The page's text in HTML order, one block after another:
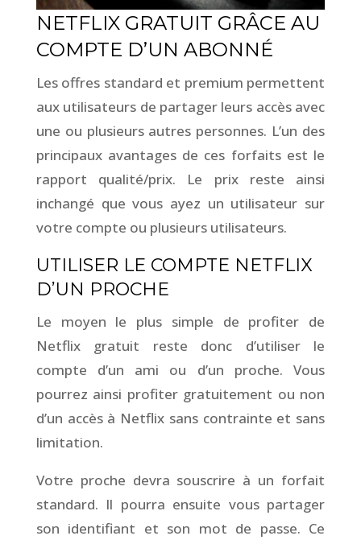
NETFLIX GRATUIT GRÂCE AU
COMPTE D’UN ABONNÉ
Les offres standard et premium permettent
aux utilisateurs de partager leurs accès avec
une ou plusieurs autres personnes. L’un des
principaux avantages de ces forfaits est le
rapport qualité/prix. Le prix reste ainsi
inchangé que vous ayez un utilisateur sur
votre compte ou plusieurs utilisateurs.
UTILISER LE COMPTE NETFLIX
D’UN PROCHE
Le moyen le plus simple de profiter de
Netflix gratuit reste donc d’utiliser le
compte d’un ami ou d’un proche. Vous
pourrez ainsi profiter gratuitement ou non
d’un accès à Netflix sans contrainte et sans
limitation.
Votre proche devra souscrire à un forfait
standard. Il pourra ensuite vous partager
son identifiant et son mot de passe. Ce